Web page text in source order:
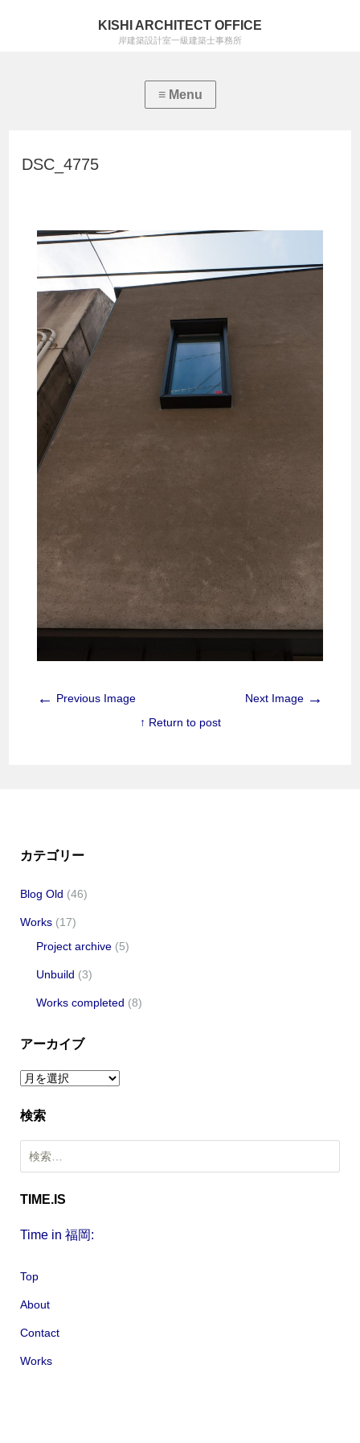
KISHI ARCHITECT OFFICE
岸建築設計室一級建築士事務所
DSC_4775
← Previous Image Next Image →
↑ Return to post
カテゴリー
Blog Old (46)
Works (17)
Project archive (5)
Unbuild (3)
Works completed (8)
アーカイブ
ア
カ
イ
ブ
検索
索
TIME.IS
Time in 福岡:
Top
About
Contact
Works